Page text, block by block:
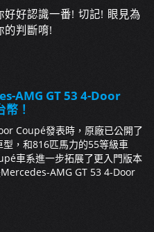
好認識一番! 切記! 眼見為
的判斷唷!
AMG GT 53 4-Door
！
Coupé發表時，原廠已公開了
，和816匹馬力的55等級車
車系進一步拓展了更入門版本
AMG GT 53 4-Door